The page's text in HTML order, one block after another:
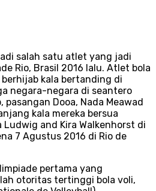
salah satu atlet yang jadi
Rio, Brasil 2016 lalu. Atlet bola
kala bertanding di
negara-negara di seantero
pasangan Dooa, Nada Meawad
kala mereka bersua
and Kira Walkenhorst di
7 Agustus 2016 di Rio de
pertama yang
otoritas tertinggi bola voli,